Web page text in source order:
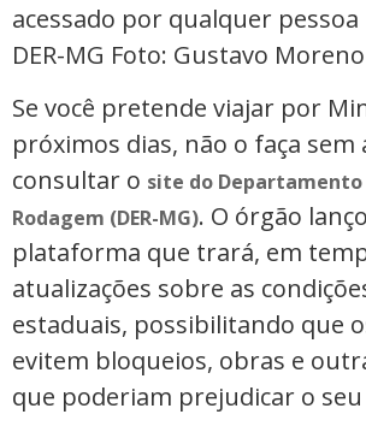
acessado por qualquer
DER-MG Foto: Gustavo
Se você pretende viajar por
próximos dias, não o faça sem
consultar o site do Departamento
Rodagem (DER-MG). O órgão
plataforma que trará, em
atualizações sobre as
estaduais, possibilitando que
evitem bloqueios, obras e
que poderiam prejudicar o